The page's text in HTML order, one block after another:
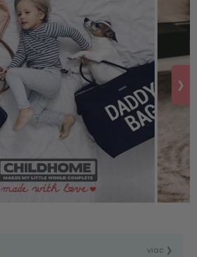
❯
viac ❯